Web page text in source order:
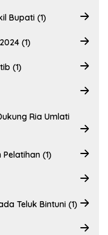
Bupati (1)
(1)
(1)
Ria Umlati
(1)
Teluk Bintuni (1)